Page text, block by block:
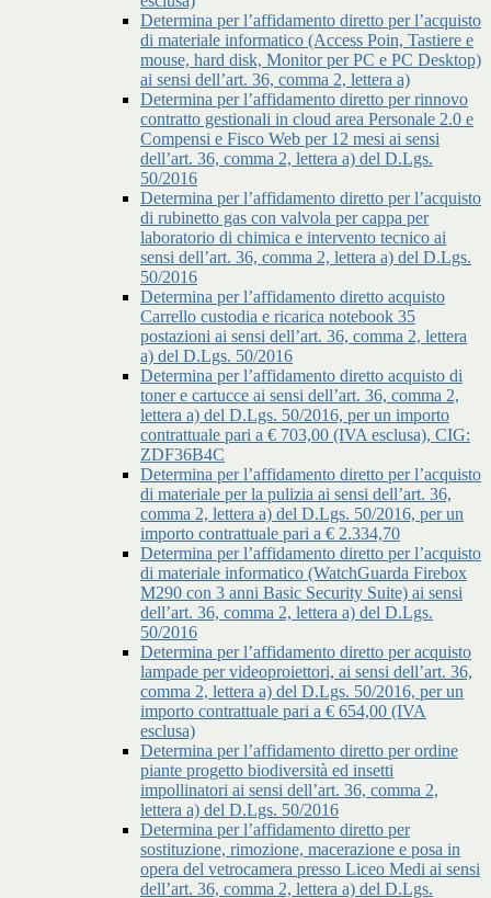
Determina per l’affidamento diretto per l’acquisto
di materiale informatico (Access Poin, Tastiere e
mouse, hard disk, Monitor per PC e PC Desktop)
ai sensi dell’art. 36, comma 2, lettera a)
Determina per l’affidamento diretto per rinnovo
contratto gestionali in cloud area Personale 2.0 e
Compensi e Fisco Web per 12 mesi ai sensi
dell’art. 36, comma 2, lettera a) del D.Lgs.
50/2016
Determina per l’affidamento diretto per l’acquisto
di rubinetto gas con valvola per cappa per
laboratorio di chimica e intervento tecnico ai
sensi dell’art. 36, comma 2, lettera a) del D.Lgs.
50/2016
Determina per l’affidamento diretto acquisto
Carrello custodia e ricarica notebook 35
postazioni ai sensi dell’art. 36, comma 2, lettera
a) del D.Lgs. 50/2016
Determina per l’affidamento diretto acquisto di
toner e cartucce ai sensi dell’art. 36, comma 2,
lettera a) del D.Lgs. 50/2016, per un importo
contrattuale pari a € 703,00 (IVA esclusa), CIG:
ZDF36B4C
Determina per l’affidamento diretto per l’acquisto
di materiale per la pulizia ai sensi dell’art. 36,
comma 2, lettera a) del D.Lgs. 50/2016, per un
importo contrattuale pari a € 2.334,70
Determina per l’affidamento diretto per l’acquisto
di materiale informatico (WatchGuarda Firebox
M290 con 3 anni Basic Security Suite) ai sensi
dell’art. 36, comma 2, lettera a) del D.Lgs.
50/2016
Determina per l’affidamento diretto per acquisto
lampade per videoproiettori, ai sensi dell’art. 36,
comma 2, lettera a) del D.Lgs. 50/2016, per un
importo contrattuale pari a € 654,00 (IVA
esclusa)
Determina per l’affidamento diretto per ordine
piante progetto biodiversità ed insetti
impollinatori ai sensi dell’art. 36, comma 2,
lettera a) del D.Lgs. 50/2016
Determina per l’affidamento diretto per
sostituzione, rimozione, macerazione e posa in
opera del vetrocamera presso Liceo Medi ai sensi
dell’art. 36, comma 2, lettera a) del D.Lgs.